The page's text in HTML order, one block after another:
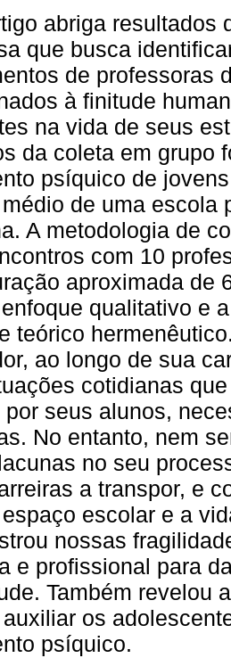
abriga resultados
que busca
de professoras
à finitude
na vida de seus
da coleta em grupo
psíquico de
de uma escola
A metodologia de
com 10
aproximada de
qualitativo e
teórico
ao longo de sua
cotidianas
seus alunos,
No entanto, nem
no seu
a transpor, e
escolar e a
nossas
e profissional para
Também revelou
os
psíquico.